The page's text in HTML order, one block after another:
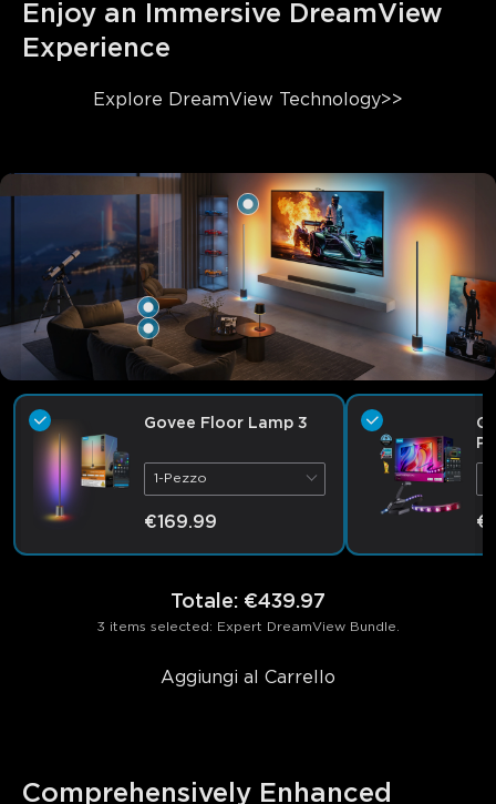
Enjoy an Immersive DreamView
Experience
Explore DreamView Technology>>
Govee Floor Lamp 3
1-Pezzo
€169.99
Totale: €439.97
3 items selected: Expert DreamView Bundle.
Aggiungi al Carrello
Comprehensively Enhanced